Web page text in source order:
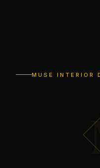
MUSE INTERIOR